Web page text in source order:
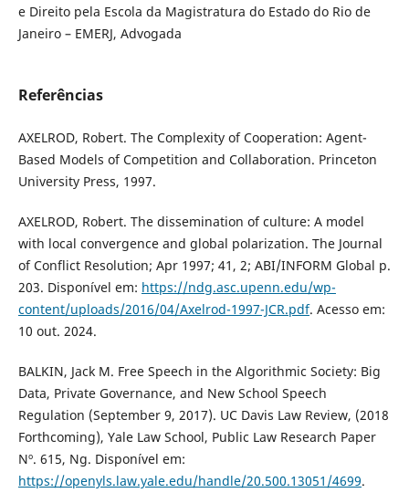
e Direito pela Escola da Magistratura do Estado do Rio de
Janeiro – EMERJ, Advogada
Referências
AXELROD, Robert. The Complexity of Cooperation: Agent-
Based Models of Competition and Collaboration. Princeton
University Press, 1997.
AXELROD, Robert. The dissemination of culture: A model
with local convergence and global polarization. The Journal
of Conflict Resolution; Apr 1997; 41, 2; ABI/INFORM Global p.
203. Disponível em: https://ndg.asc.upenn.edu/wp-
content/uploads/2016/04/Axelrod-1997-JCR.pdf. Acesso em:
10 out. 2024.
BALKIN, Jack M. Free Speech in the Algorithmic Society: Big
Data, Private Governance, and New School Speech
Regulation (September 9, 2017). UC Davis Law Review, (2018
Forthcoming), Yale Law School, Public Law Research Paper
Nº. 615, Ng. Disponível em:
https://openyls.law.yale.edu/handle/20.500.13051/4699.